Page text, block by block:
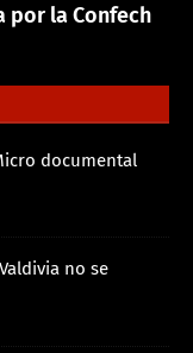
por la Confech
documental
no se